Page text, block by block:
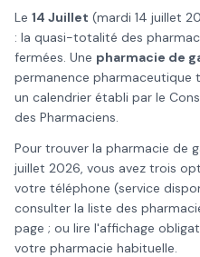
Le 14 Juillet (mardi 14 juillet
: la quasi-totalité des
fermées. Une pharmacie de
permanence pharmaceutique
un calendrier établi par le
des Pharmaciens.
Pour trouver la pharmacie de
juillet 2026, vous avez trois
votre téléphone (service
consulter la liste des
page ; ou lire l'affichage
votre pharmacie habituelle.